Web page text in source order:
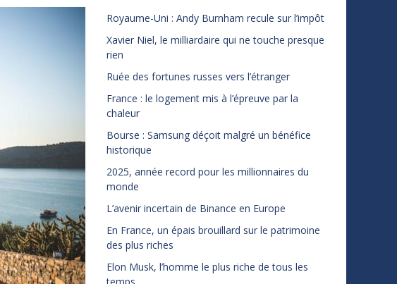
Royaume-Uni : Andy Burnham recule sur l’impôt
Xavier Niel, le milliardaire qui ne touche presque
rien
Ruée des fortunes russes vers l’étranger
France : le logement mis à l’épreuve par la
chaleur
Bourse : Samsung déçoit malgré un bénéfice
historique
2025, année record pour les millionnaires du
monde
L’avenir incertain de Binance en Europe
En France, un épais brouillard sur le patrimoine
des plus riches
Elon Musk, l’homme le plus riche de tous les